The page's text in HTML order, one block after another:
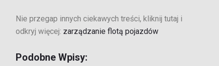
Nie przegap innych ciekawych treści, kliknij tutaj i
odkryj więcej: zarządzanie flotą pojazdów
Podobne Wpisy: